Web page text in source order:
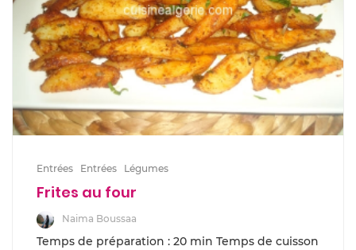
Entrées Entrées Légumes
Frites au four
Naima Boussaa
Temps de préparation : 20 min Temps de cuisson